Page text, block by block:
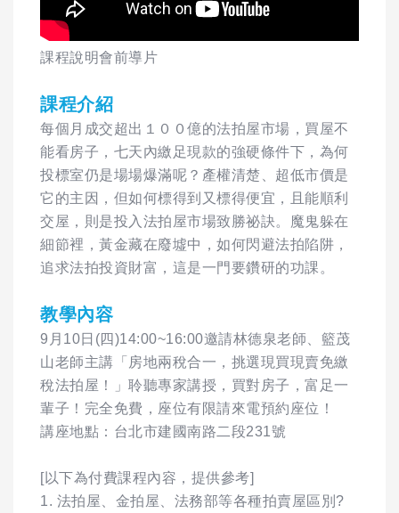
課程說明會前導片
課程介紹
每個月成交超出１００億的法拍屋市場，買屋不
能看房子，七天內繳足現款的強硬條件下，為何
投標室仍是場場爆滿呢？產權清楚、超低市價是
它的主因，但如何標得到又標得便宜，且能順利
交屋，則是投入法拍屋市場致勝祕訣。魔鬼躲在
細節裡，黃金藏在廢墟中，如何閃避法拍陷阱，
追求法拍投資財富，這是一門要鑽研的功課。
教學內容
9月10日(四)14:00~16:00邀請林德泉老師、籃茂
山老師主講「房地兩稅合一，挑選現買現賣免繳
稅法拍屋！」聆聽專家講授，買對房子，富足一
輩子！完全免費，座位有限請來電預約座位！
講座地點：台北市建國南路二段231號
[以下為付費課程內容，提供參考]
1. 法拍屋、金拍屋、法務部等各種拍賣屋區別?